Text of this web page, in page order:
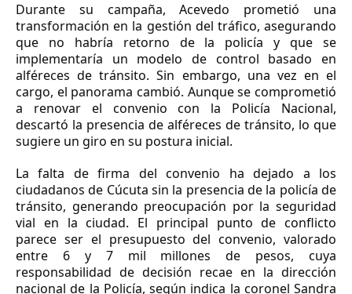
Durante su campaña, Acevedo prometió una
transformación en la gestión del tráfico, asegurando
que no habría retorno de la policía y que se
implementaría un modelo de control basado en
alféreces de tránsito. Sin embargo, una vez en el
cargo, el panorama cambió. Aunque se comprometió
a renovar el convenio con la Policía Nacional,
descartó la presencia de alféreces de tránsito, lo que
sugiere un giro en su postura inicial.
La falta de firma del convenio ha dejado a los
ciudadanos de Cúcuta sin la presencia de la policía de
tránsito, generando preocupación por la seguridad
vial en la ciudad. El principal punto de conflicto
parece ser el presupuesto del convenio, valorado
entre 6 y 7 mil millones de pesos, cuya
responsabilidad de decisión recae en la dirección
nacional de la Policía, según indica la coronel Sandra